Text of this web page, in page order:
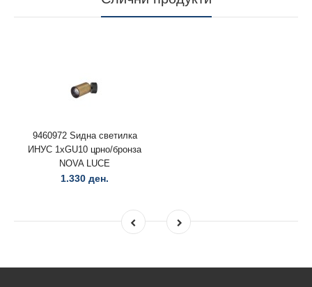
9460972 Ѕидна светилка
ИНУС 1xGU10 црно/бронза
NOVA LUCE
1.330 ден.